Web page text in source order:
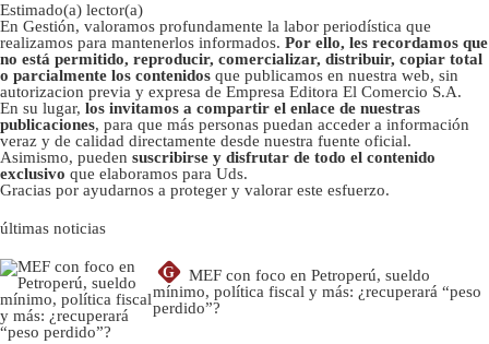
Estimado(a) lector(a)
En Gestión, valoramos profundamente la labor periodística que
realizamos para mantenerlos informados. Por ello, les recordamos que
no está permitido, reproducir, comercializar, distribuir, copiar total
o parcialmente los contenidos que publicamos en nuestra web, sin
autorizacion previa y expresa de Empresa Editora El Comercio S.A.
En su lugar, los invitamos a compartir el enlace de nuestras
publicaciones, para que más personas puedan acceder a información
veraz y de calidad directamente desde nuestra fuente oficial.
Asimismo, pueden suscribirse y disfrutar de todo el contenido
exclusivo que elaboramos para Uds.
Gracias por ayudarnos a proteger y valorar este esfuerzo.
últimas noticias
G
MEF con foco en Petroperú, sueldo
mínimo, política fiscal y más: ¿recuperará “peso
perdido”?